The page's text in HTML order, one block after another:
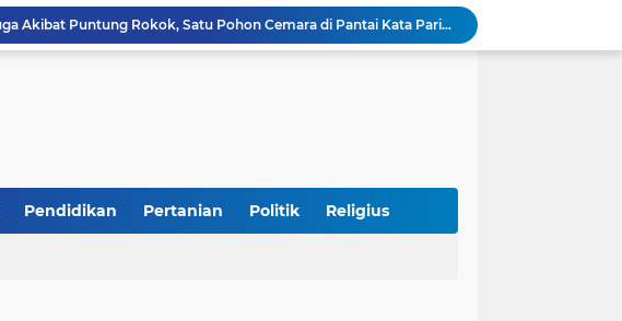
Diduga Akibat Puntung Rokok, Satu Pohon Cemara di Pantai Kata Pariaman Terbakar
Semarakkan HUT RI ke-81, Lapas Kelas IIB Pariaman Gelar Beragam Lomba
SatuPena Sumbar dan Sumbar Talenta Bertemu Alumni MBNNS, Gagas Program Bersama di Bidang Sastra dan Seni Budaya
Pendidikan Pertanian Politik Religius